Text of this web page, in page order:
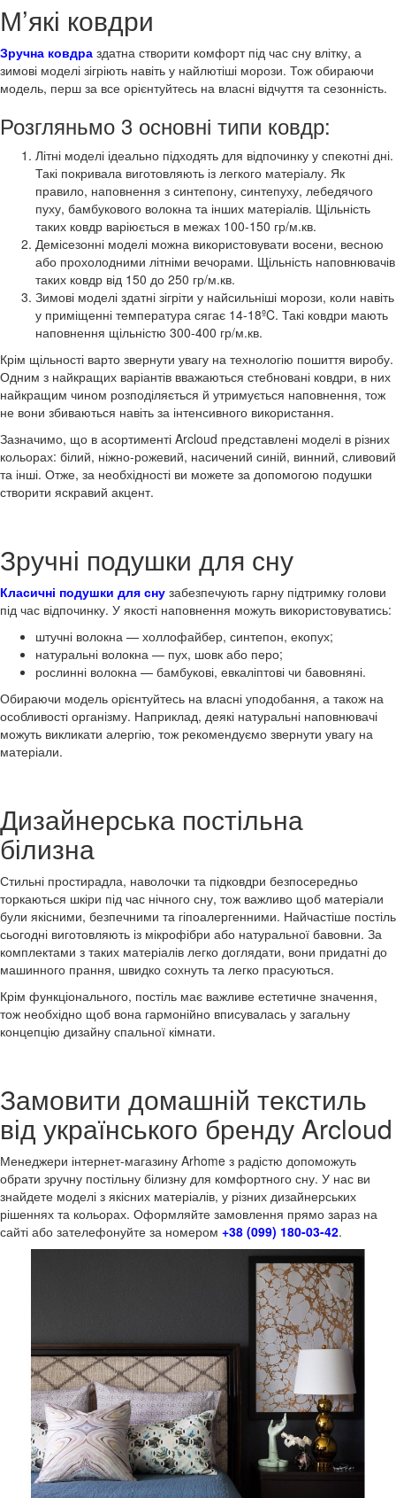
М’які ковдри
Зручна ковдра здатна створити комфорт під час сну влітку, а
зимові моделі зігріють навіть у найлютіші морози. Тож обираючи
модель, перш за все орієнтуйтесь на власні відчуття та сезонність.
Розгляньмо 3 основні типи ковдр:
Літні моделі ідеально підходять для відпочинку у спекотні дні.
Такі покривала виготовляють із легкого матеріалу. Як
правило, наповнення з синтепону, синтепуху, лебедячого
пуху, бамбукового волокна та інших матеріалів. Щільність
таких ковдр варіюється в межах 100-150 гр/м.кв.
Демісезонні моделі можна використовувати восени, весною
або прохолодними літніми вечорами. Щільність наповнювачів
таких ковдр від 150 до 250 гр/м.кв.
Зимові моделі здатні зігріти у найсильніші морози, коли навіть
у приміщенні температура сягає 14-18ºC. Такі ковдри мають
наповнення щільністю 300-400 гр/м.кв.
Крім щільності варто звернути увагу на технологію пошиття виробу.
Одним з найкращих варіантів вважаються стебновані ковдри, в них
найкращим чином розподіляється й утримується наповнення, тож
не вони збиваються навіть за інтенсивного використання.
Зазначимо, що в асортименті Arcloud представлені моделі в різних
кольорах: білий, ніжно-рожевий, насичений синій, винний, сливовий
та інші. Отже, за необхідності ви можете за допомогою подушки
створити яскравий акцент.
Зручні подушки для сну
Класичні подушки для сну забезпечують гарну підтримку голови
під час відпочинку. У якості наповнення можуть використовуватись:
штучні волокна — холлофайбер, синтепон, екопух;
натуральні волокна — пух, шовк або перо;
рослинні волокна — бамбукові, евкаліптові чи бавовняні.
Обираючи модель орієнтуйтесь на власні уподобання, а також на
особливості організму. Наприклад, деякі натуральні наповнювачі
можуть викликати алергію, тож рекомендуємо звернути увагу на
матеріали.
Дизайнерська постільна
білизна
Стильні простирадла, наволочки та підковдри безпосередньо
торкаються шкіри під час нічного сну, тож важливо щоб матеріали
були якісними, безпечними та гіпоалергенними. Найчастіше постіль
сьогодні виготовляють із мікрофібри або натуральної бавовни. За
комплектами з таких матеріалів легко доглядати, вони придатні до
машинного прання, швидко сохнуть та легко прасуються.
Крім функціонального, постіль має важливе естетичне значення,
тож необхідно щоб вона гармонійно вписувалась у загальну
концепцію дизайну спальної кімнати.
Замовити домашній текстиль
від українського бренду Arcloud
Менеджери інтернет-магазину Arhome з радістю допоможуть
обрати зручну постільну білизну для комфортного сну. У нас ви
знайдете моделі з якісних матеріалів, у різних дизайнерських
рішеннях та кольорах. Оформляйте замовлення прямо зараз на
сайті або зателефонуйте за номером +38 (099) 180-03-42.